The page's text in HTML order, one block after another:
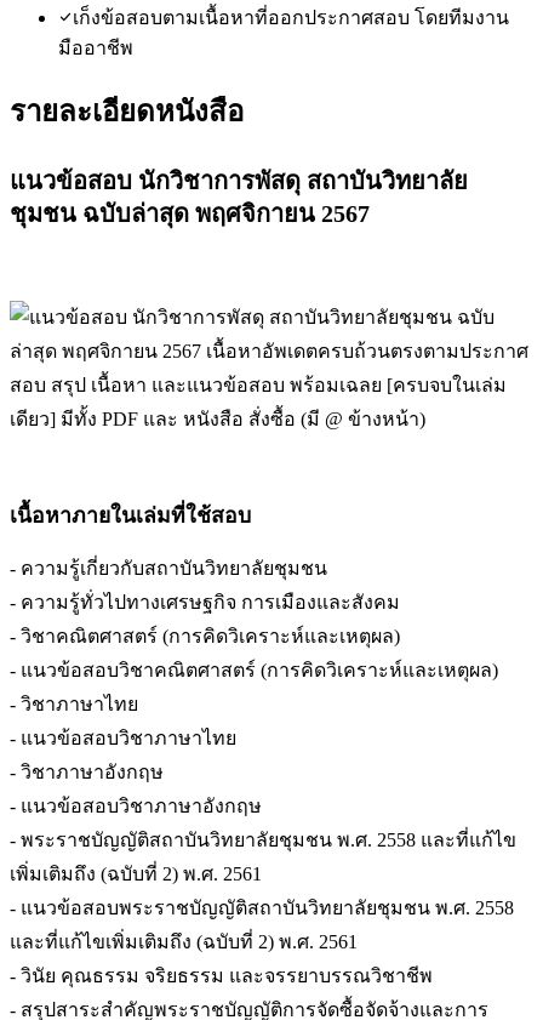
เก็งข้อสอบตามเนื้อหาที่ออกประกาศสอบ โดยทีมงาน
มืออาชีพ
รายละเอียดหนังสือ
แนวข้อสอบ นักวิชาการพัสดุ สถาบันวิทยาลัย
ชุมชน ฉบับล่าสุด พฤศจิกายน 2567
เนื้อหาภายในเล่มที่ใช้สอบ
- ความรู้เกี่ยวกับสถาบันวิทยาลัยชุมชน
- ความรู้ทั่วไปทางเศรษฐกิจ การเมืองและสังคม
- วิชาคณิตศาสตร์ (การคิดวิเคราะห์และเหตุผล)
- แนวข้อสอบวิชาคณิตศาสตร์ (การคิดวิเคราะห์และเหตุผล)
- วิชาภาษาไทย
- แนวข้อสอบวิชาภาษาไทย
- วิชาภาษาอังกฤษ
- แนวข้อสอบวิชาภาษาอังกฤษ
- พระราชบัญญัติสถาบันวิทยาลัยชุมชน พ.ศ. 2558 และที่แก้ไข
เพิ่มเติมถึง (ฉบับที่ 2) พ.ศ. 2561
- แนวข้อสอบพระราชบัญญัติสถาบันวิทยาลัยชุมชน พ.ศ. 2558
และที่แก้ไขเพิ่มเติมถึง (ฉบับที่ 2) พ.ศ. 2561
- วินัย คุณธรรม จริยธรรม และจรรยาบรรณวิชาชีพ
- สรุปสาระสำคัญพระราชบัญญัติการจัดซื้อจัดจ้างและการ